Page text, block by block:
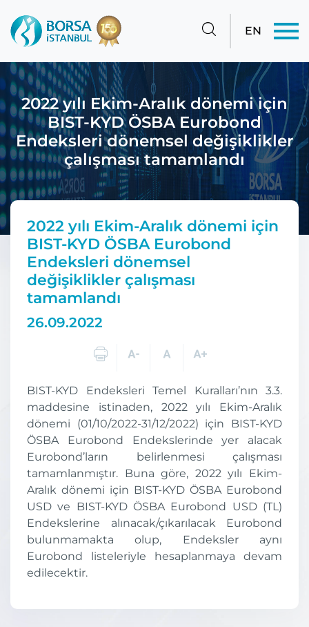
EN
2022 yılı Ekim-Aralık dönemi için
BIST-KYD ÖSBA Eurobond
Endeksleri dönemsel değişiklikler
çalışması tamamlandı
2022 yılı Ekim-Aralık dönemi için
BIST-KYD ÖSBA Eurobond
Endeksleri dönemsel
değişiklikler çalışması
tamamlandı
26.09.2022
BIST-KYD Endeksleri Temel Kuralları’nın 3.3.
maddesine istinaden, 2022 yılı Ekim-Aralık
dönemi (01/10/2022-31/12/2022) için BIST-KYD
ÖSBA Eurobond Endekslerinde yer alacak
Eurobond’ların belirlenmesi çalışması
tamamlanmıştır. Buna göre, 2022 yılı Ekim-
Aralık dönemi için BIST-KYD ÖSBA Eurobond
USD ve BIST-KYD ÖSBA Eurobond USD (TL)
Endekslerine alınacak/çıkarılacak Eurobond
bulunmamakta olup, Endeksler aynı
Eurobond listeleriyle hesaplanmaya devam
edilecektir.